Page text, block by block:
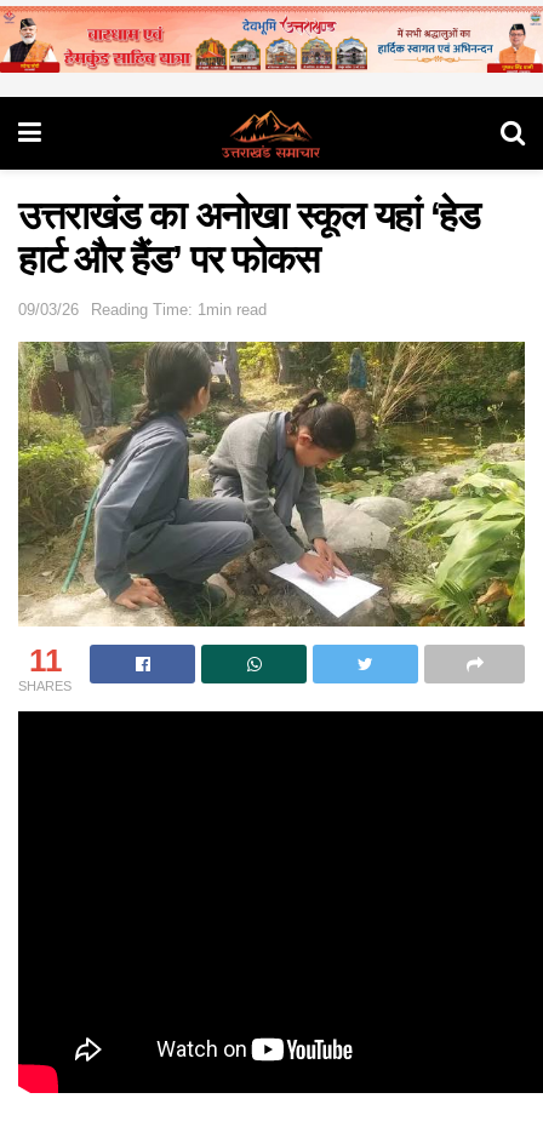
उत्तराखंड का अनोखा स्कूल यहां ‘हेड
हार्ट और हैंड’ पर फोकस
09/03/26 Reading Time: 1min read
11
SHARES